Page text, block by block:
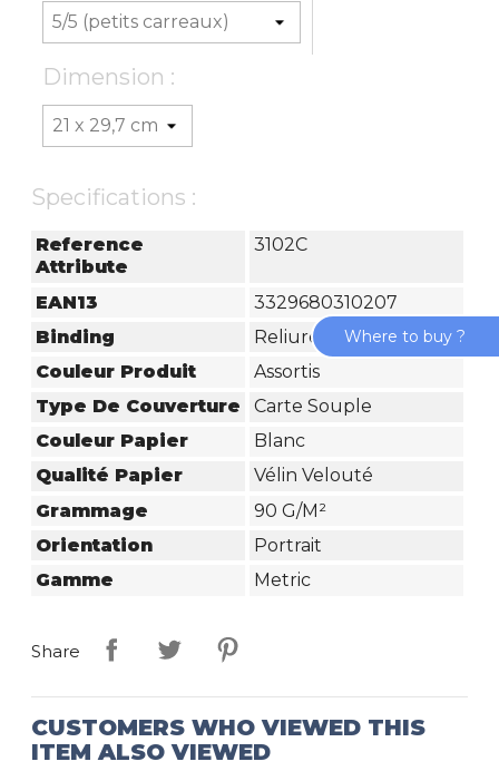
Dimension :
Specifications :
Reference
Attribute
3102C
EAN13
3329680310207
Binding
Reliure Piquée
Couleur Produit
Assortis
Type De Couverture
Carte Souple
Couleur Papier
Blanc
Qualité Papier
Vélin Velouté
Grammage
90 G/m²
Orientation
Portrait
Gamme
Metric
Share
CUSTOMERS WHO VIEWED THIS
ITEM ALSO VIEWED
Where to buy ?